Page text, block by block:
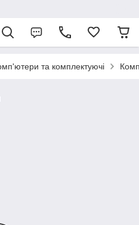
та комплектуючі